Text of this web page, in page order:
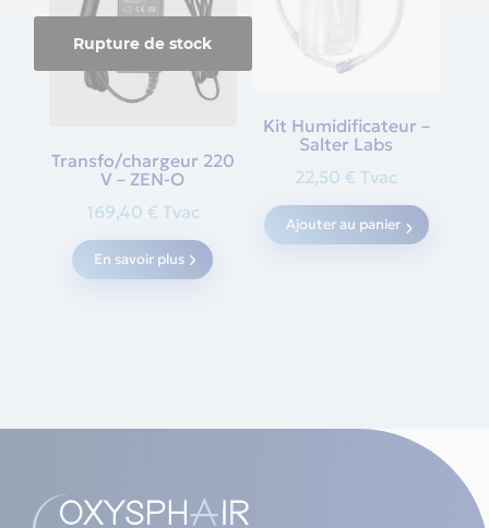
Rupture de stock
Transfo/chargeur 220
V – ZEN-O
169,40 € Tvac
En savoir plus
Kit Humidificateur –
Salter Labs
22,50€ Tvac
Ajouter au panier